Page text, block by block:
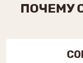
ПОЧЕМУ